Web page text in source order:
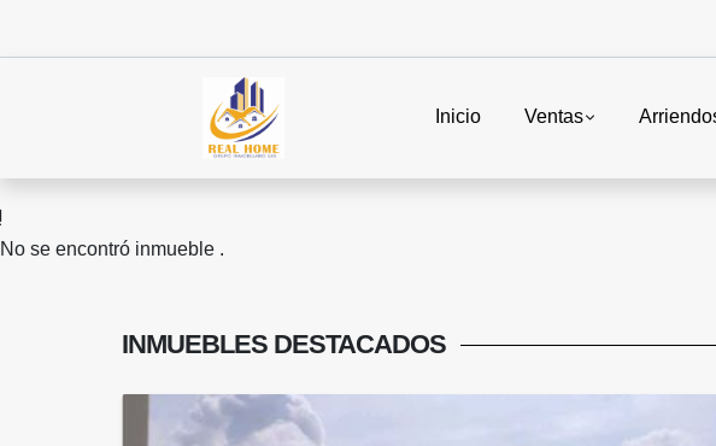
Inicio Ventas
No se encontró inmueble .
INMUEBLES DESTACADOS